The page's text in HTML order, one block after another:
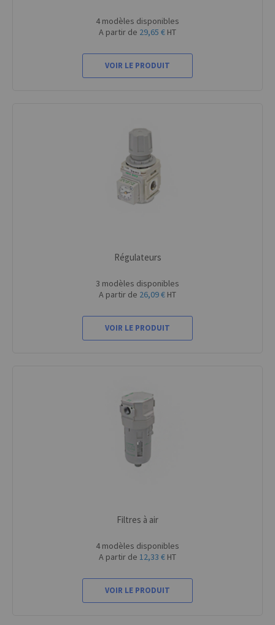
4 modèles disponibles
A partir de 29,65 € HT
VOIR LE PRODUIT
Régulateurs
3 modèles disponibles
A partir de 26,09 € HT
VOIR LE PRODUIT
Filtres à air
4 modèles disponibles
A partir de 12,33 € HT
VOIR LE PRODUIT